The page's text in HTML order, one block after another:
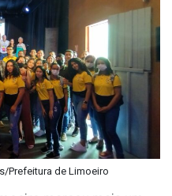
Prefeitura de Limoeiro